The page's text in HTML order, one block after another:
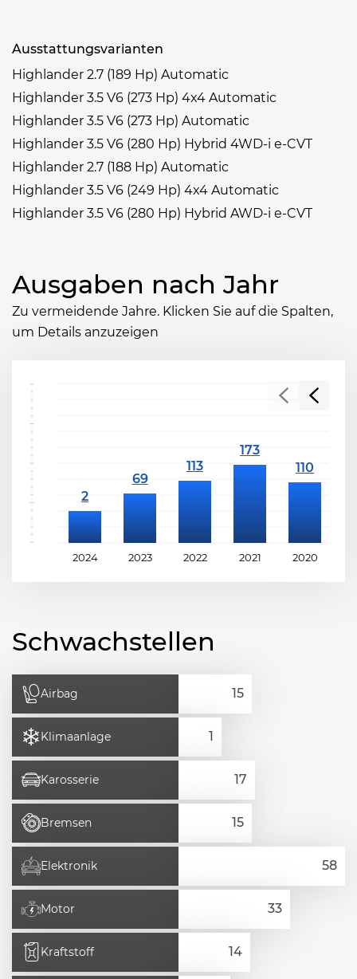
Ausstattungsvarianten
Highlander 2.7 (189 Hp) Automatic
Highlander 3.5 V6 (273 Hp) 4x4 Automatic
Highlander 3.5 V6 (273 Hp) Automatic
Highlander 3.5 V6 (280 Hp) Hybrid 4WD-i e-CVT
Highlander 2.7 (188 Hp) Automatic
Highlander 3.5 V6 (249 Hp) 4x4 Automatic
Highlander 3.5 V6 (280 Hp) Hybrid AWD-i e-CVT
Ausgaben nach Jahr
Zu vermeidende Jahre. Klicken Sie auf die Spalten,
um Details anzuzeigen
2024 2023 2022 2021 2020
Schwachstellen
Airbag
Klimaanlage
Karosserie
Bremsen
Elektronik
Motor
Kraftstoff